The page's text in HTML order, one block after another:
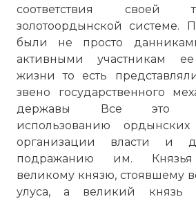
соответствия своей
золотоордынской системе.
были не просто
активными участникам
жизни то есть
звено государственного
державы Все это
использованию
организации власти и
подражанию им. Князья
великому князю, стоявшему
улуса, а великий князь